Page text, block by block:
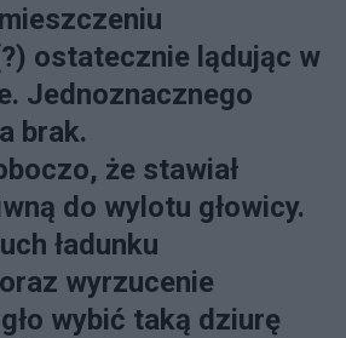
ostatecznie lądując w
Jednoznacznego
brak.
że stawiał
do wylotu głowicy.
ładunku
wyrzucenie
wybić taką dziurę